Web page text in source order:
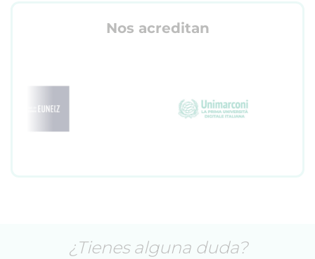
Nos acreditan
¿Tienes alguna duda?